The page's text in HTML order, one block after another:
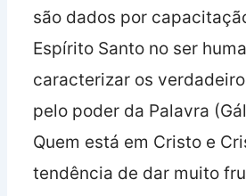
são dados por
Espírito Santo no ser
caracterizar os
pelo poder da Palavra
Quem está em Cristo e
tendência de dar muito